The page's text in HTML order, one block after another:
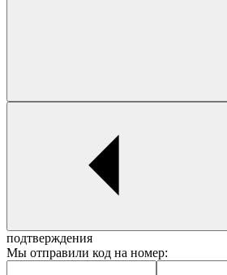
подтверждения
Мы отправили код на номер: